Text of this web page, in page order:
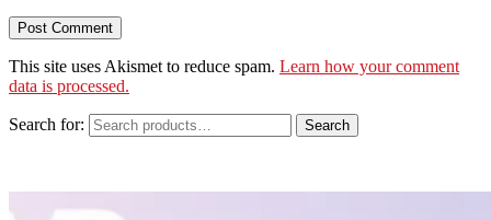
This site uses Akismet to reduce spam. Learn how your comment
data is processed.
Search for: Search